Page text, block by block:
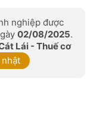
nghiệp được
02/08/2025.
Lái - Thuế cơ
nhật